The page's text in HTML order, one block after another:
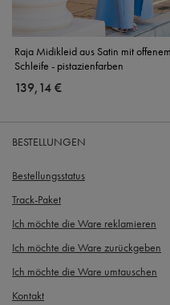
Raja Midikleid aus Satin mit
Schleife - pistazienfarben
139,14 €
BESTELLUNGEN
Bestellungsstatus
Track-Paket
Ich möchte die Ware reklamieren
Ich möchte die Ware zurückgeben
Ich möchte die Ware umtauschen
Kontakt